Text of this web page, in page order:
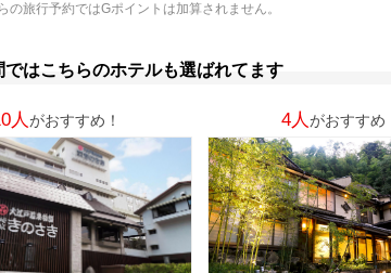
の旅行予約ではGポイントは加算されません。
ではこちらのホテルも選ばれてます
人がおすすめ！ 4人がおすすめ